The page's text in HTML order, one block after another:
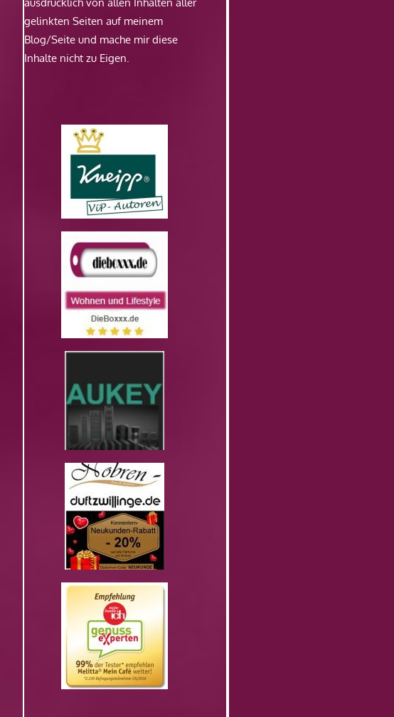
gelinkten Seiten auf meinem
Blog/Seite und mache mir diese
Inhalte nicht zu Eigen.